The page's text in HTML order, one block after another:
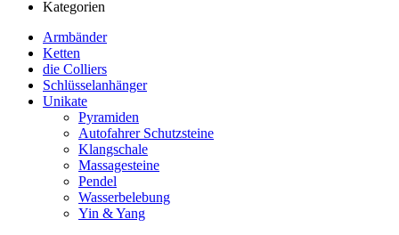
Kategorien
Armbänder
Ketten
die Colliers
Schlüsselanhänger
Unikate
Pyramiden
Autofahrer Schutzsteine
Klangschale
Massagesteine
Pendel
Wasserbelebung
Yin & Yang